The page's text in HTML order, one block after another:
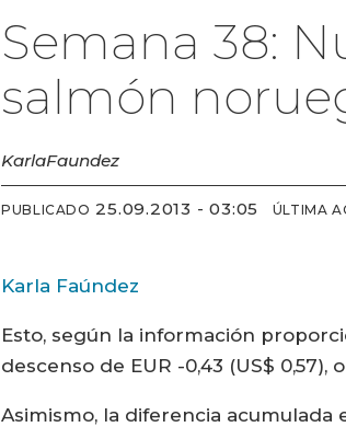
Semana 38:
salmón
KarlaFaundez
PUBLICADO 25.09.2013 - 03:05 ÚLTIMA
Karla Faúndez
Esto, según la información
descenso de EUR -0,43 (US$ 0,57),
Asimismo, la diferencia acumulada